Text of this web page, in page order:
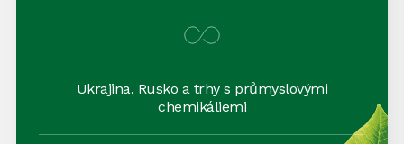
Ukrajina, Rusko a trhy s průmyslovými
chemikáliemi